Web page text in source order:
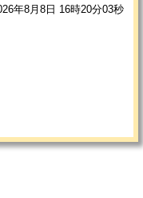
年8月8日 16時20分03秒